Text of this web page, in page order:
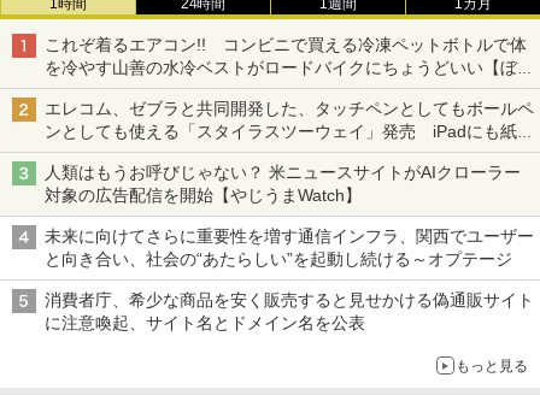
これぞ着るエアコン!! コンビニで買える冷凍ペットボトルで体
を冷やす山善の水冷ベストがロードバイクにちょうどいい【ぼっ
ち・ざ・ろーど！その14】【空いた時間でなにしてる？】
エレコム、ゼブラと共同開発した、タッチペンとしてもボールペ
ンとしても使える「スタイラスツーウェイ」発売 iPadにも紙に
も、持ち替えずに書き込める
人類はもうお呼びじゃない？ 米ニュースサイトがAIクローラー
対象の広告配信を開始【やじうまWatch】
未来に向けてさらに重要性を増す通信インフラ、関西でユーザー
と向き合い、社会の“あたらしい”を起動し続ける～オプテージ
消費者庁、希少な商品を安く販売すると見せかける偽通販サイト
に注意喚起、サイト名とドメイン名を公表
もっと見る